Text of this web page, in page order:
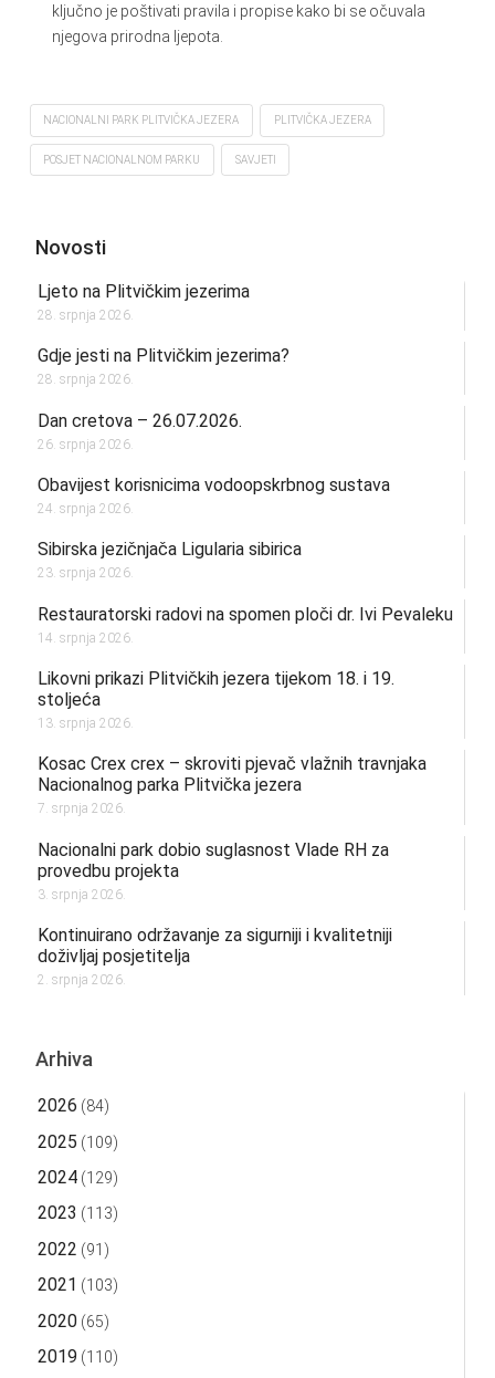
ključno je poštivati ​​pravila i propise kako bi se očuvala
njegova prirodna ljepota.
NACIONALNI PARK PLITVIČKA JEZERA PLITVIČKA JEZERA
POSJET NACIONALNOM PARKU SAVJETI
Novosti
Ljeto na Plitvičkim jezerima
28. srpnja 2026.
Gdje jesti na Plitvičkim jezerima?
28. srpnja 2026.
Dan cretova – 26.07.2026.
26. srpnja 2026.
Obavijest korisnicima vodoopskrbnog sustava
24. srpnja 2026.
Sibirska jezičnjača Ligularia sibirica
23. srpnja 2026.
Restauratorski radovi na spomen ploči dr. Ivi Pevaleku
14. srpnja 2026.
Likovni prikazi Plitvičkih jezera tijekom 18. i 19.
stoljeća
13. srpnja 2026.
Kosac Crex crex – skroviti pjevač vlažnih travnjaka
Nacionalnog parka Plitvička jezera
7. srpnja 2026.
Nacionalni park dobio suglasnost Vlade RH za
provedbu projekta
3. srpnja 2026.
Kontinuirano održavanje za sigurniji i kvalitetniji
doživljaj posjetitelja
2. srpnja 2026.
Arhiva
2026 (84)
2025 (109)
2024(129)
2023 (113)
2022 (91)
2021 (103)
2020(65)
2019 (110)